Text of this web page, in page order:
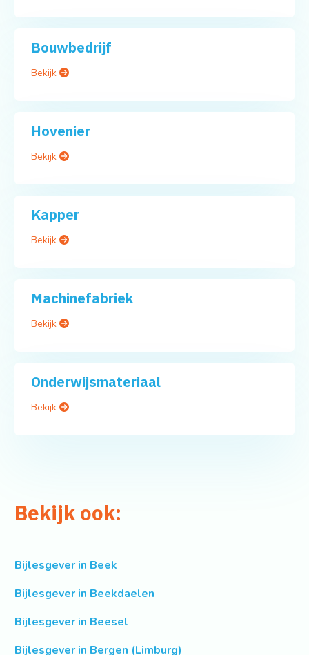
Bouwbedrijf
Bekijk
Hovenier
Bekijk
Kapper
Bekijk
Machinefabriek
Bekijk
Onderwijsmateriaal
Bekijk
Bekijk ook:
Bijlesgever in Beek
Bijlesgever in Beekdaelen
Bijlesgever in Beesel
Bijlesgever in Bergen (Limburg)